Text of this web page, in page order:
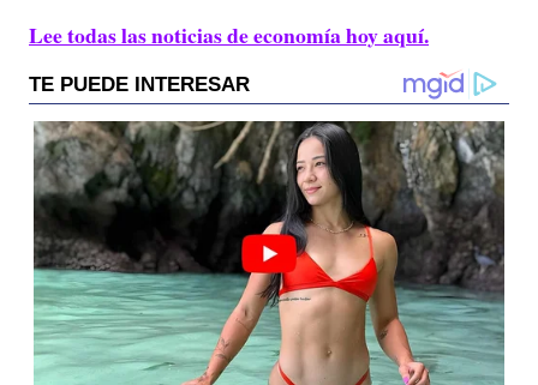
Lee todas las noticias de economía hoy aquí.